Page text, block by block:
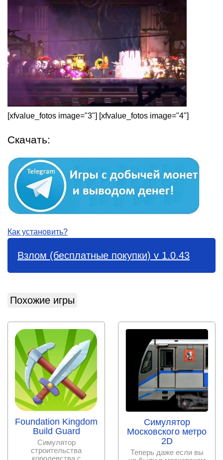
[xfvalue_fotos image="3"] [xfvalue_fotos image="4"]
Скачать:
Как установить?
Взлом (бесплатные покупки) v 1.0.43
Похожие игры
Foundation Kingdom
Build Guard
Симулятор
строительства
Симулятор
Московского метро
2D
Теперь даже если вы